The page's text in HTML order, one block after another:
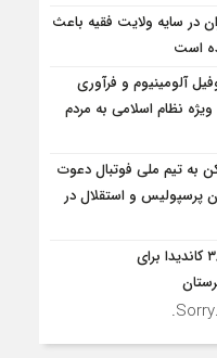
در سایه ولایت فقیه باعث
است
آلومینیوم و فرآوری
نظام اسلامی به مردم
بازیکن به تیم ملی فوتبال دعوت
پرسپولیس و استقلال در
تایید صلاحیت ۳۸۶ کاندیدا برای